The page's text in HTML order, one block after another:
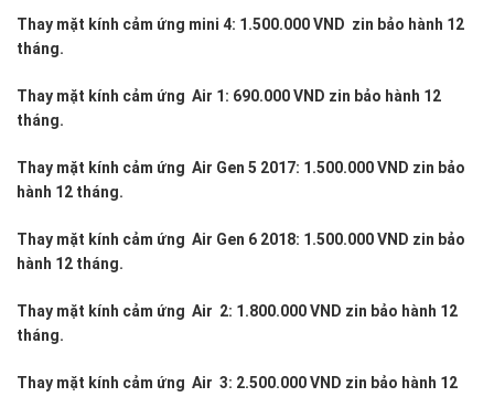
Center,
các
được
phục
theo
tiêu
5
sao
nay.
Thay mặt kính cảm ứng mini 4: 1.500.000 VND zin bảo hành 12
tháng.
Thay mặt kính cảm ứng Air 1: 690.000 VND zin bảo hành 12
tháng.
Thay mặt kính cảm ứng Air Gen 5 2017: 1.500.000 VND zin bảo
hành 12 tháng.
Thay mặt kính cảm ứng Air Gen 6 2018: 1.500.000 VND zin bảo
hành 12 tháng.
Thay mặt kính cảm ứng Air 2: 1.800.000 VND zin bảo hành 12
tháng.
Thay mặt kính cảm ứng Air 3: 2.500.000 VND zin bảo hành 12